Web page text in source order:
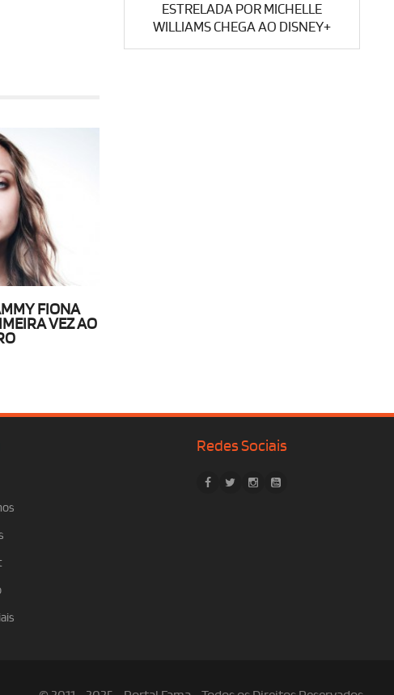
FIONA
VEZ AO
ESTRELADA POR MICHELLE
WILLIAMS CHEGA AO DISNEY+
Redes Sociais